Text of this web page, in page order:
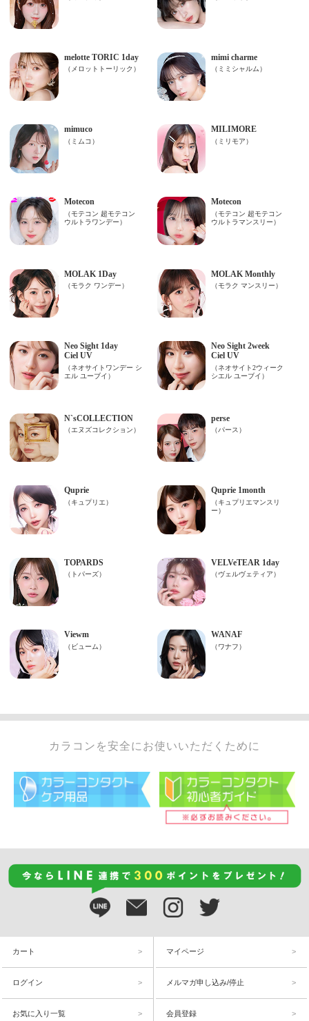
カラコンを安全にお使いいただくために
カート マイページ
ログイン メルマガ申し込み/停止
お気に入り一覧 会員登録